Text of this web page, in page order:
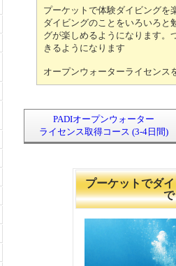
プーケットで体験ダイビングを
ダイビングのことをいろいろと
グが楽しめるようになります。
きるようになります
オープンウォーターライセンス
PADIオープンウォーター
ライセンス取得コース (3-4日間)
プーケットでダ